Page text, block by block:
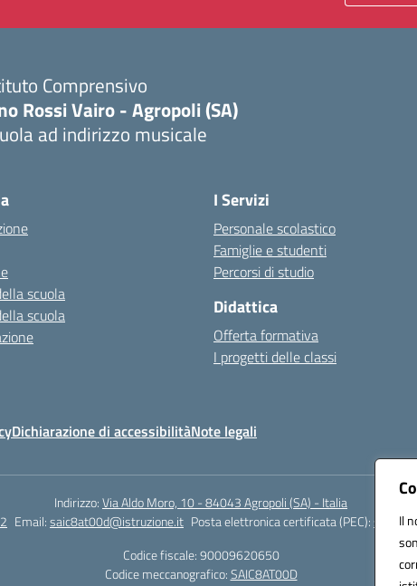
Il
Comprensivo
Rossi Vairo - Agropoli (SA)
ad indirizzo musicale
scuola
scuola
I Servizi
Personale scolastico
Famiglie e studenti
Percorsi di studio
Didattica
Offerta formativa
I progetti delle classi
Dichiarazione di accessibilitàNote legali
Indirizzo:Via Aldo Moro, 10 - 84043 Agropoli (SA) - Italia
Email:saic8at00d@istruzione.it Posta elettronica certificata (PEC):
Codice fiscale: 90009620650
Codice meccanografico:SAIC8AT00D